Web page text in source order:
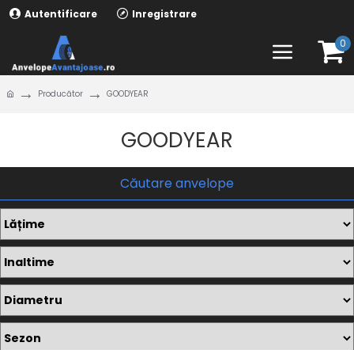
Autentificare Inregistrare
0
Producător GOODYEAR
GOODYEAR
Căutare anvelope